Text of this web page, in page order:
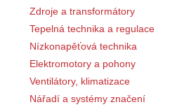
Zdroje a transformátory
Tepelná technika a regulace
Nízkonapěťová technika
Elektromotory a pohony
Ventilátory, klimatizace
Nářadí a systémy značení